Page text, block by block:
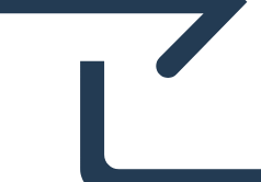
Batna בפעולה